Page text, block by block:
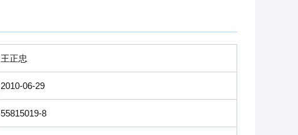
王正忠
2010-06-29
55815019-8